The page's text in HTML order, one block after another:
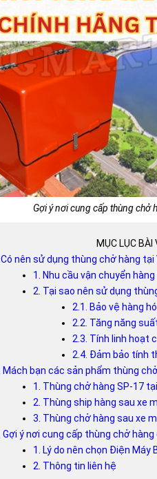
Gợi ý nơi cung cấp thùng chở
MỤC LỤC BÀI
Có nên sử dụng thùng chở hàng tại
1. Nhu cầu vận chuyển
2. Tại sao nên sử dụng
2.1. Bảo vệ hàng
2.2. Tăng năng
2.3. Tính linh hoạt
2.4. Đảm bảo tính
Mách bạn các sản phẩm thùng
1. Thùng chở hàng SP-17
2. Thùng ship hàng sau xe
3. Thùng chở hàng sau xe
Gợi ý nơi cung cấp thùng chở
1. Lý do nên chọn Điện
2. Thông tin liên hệ